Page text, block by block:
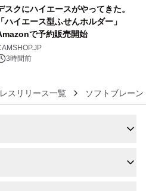
スクにハイエースがやってきた。
「ハイエース型ふせんホルダー」
で予約販売開始
3時間前
スリリース一覧 ソフトブレー